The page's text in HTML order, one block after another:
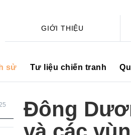
GIỚI THIỆU
sử Tư liệu chiến tranh
Đông